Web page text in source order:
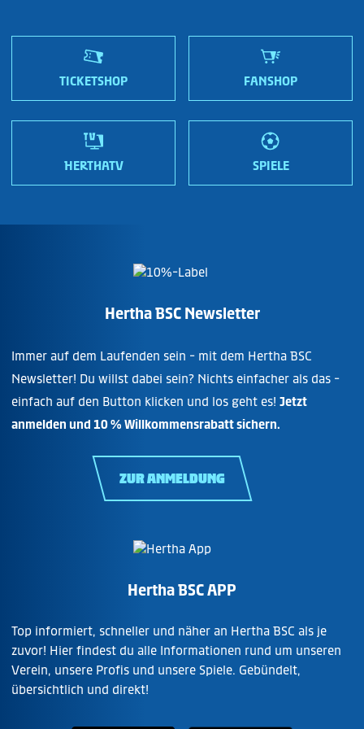
Wir sind Hertha!
TICKETSHOP FANSHOP
HERTHATV SPIELE
Hertha BSC Newsletter
Immer auf dem Laufenden sein - mit dem Hertha BSC
Newsletter! Du willst dabei sein? Nichts einfacher als das -
einfach auf den Button klicken und los geht es! Jetzt
anmelden und 10 % Willkommensrabatt sichern.
ZUR ANMELDUNG
Hertha BSC APP
Top informiert, schneller und näher an Hertha BSC als je
zuvor! Hier findest du alle Informationen rund um unseren
Verein, unsere Profis und unsere Spiele. Gebündelt,
übersichtlich und direkt!